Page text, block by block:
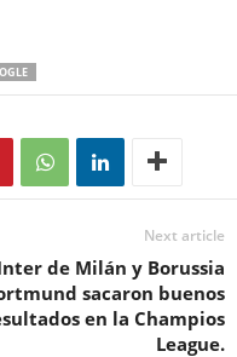
Next article
de Milán y Borussia
sacaron buenos
en la Champios
League.